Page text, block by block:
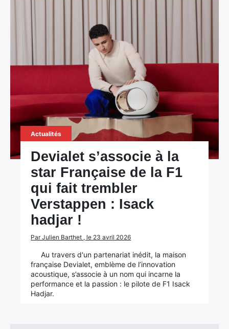
Actualités
Devialet s’associe à la
star Française de la F1
qui fait trembler
Verstappen : Isack
hadjar !
Par Julien Barthet , le 23 avril 2026
Au travers d'un partenariat inédit, la maison
française Devialet, emblème de l’innovation
acoustique, s’associe à un nom qui incarne la
performance et la passion : le pilote de F1 Isack
Hadjar.